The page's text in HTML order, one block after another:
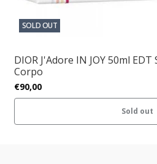
SOLD OUT
DIOR J'Adore IN JOY 50ml
Corpo
€90,00
Sold out